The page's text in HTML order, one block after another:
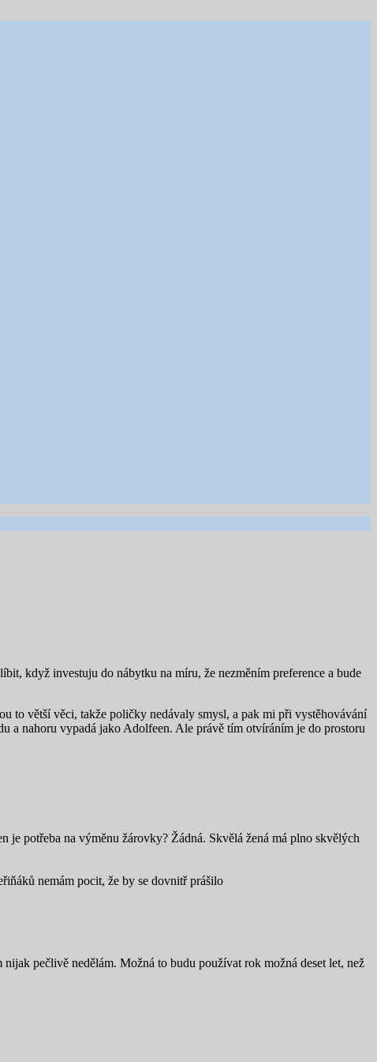
když investuju do nábytku na míru, že nezměním preference a bude
to větší věci, takže poličky nedávaly smysl, a pak mi při vystěhovávání
a nahoru vypadá jako Adolfeen. Ale právě tím otvíráním je do prostoru
potřeba na výměnu žárovky? Žádná. Skvělá žená má plno skvělých
nemám pocit, že by se dovnitř prášilo
pečlivě nedělám. Možná to budu používat rok možná deset let, než